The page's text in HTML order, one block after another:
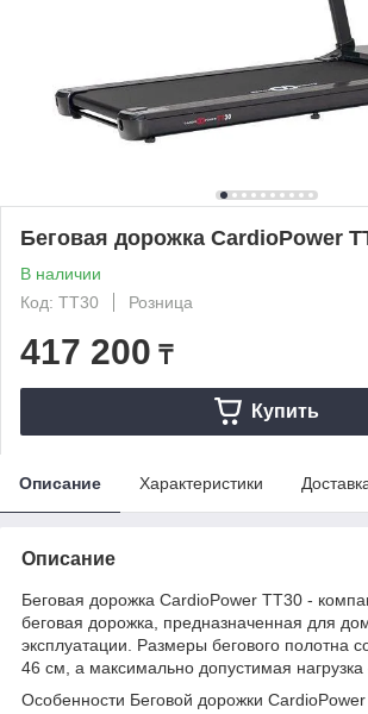
Беговая дорожка CardioPower
В наличии
Код: TT30
Розница
417 200 ₸
Купить
Описание Характеристики
Описание
Беговая дорожка CardioPower TT30 -
беговая дорожка, предназначенная для
эксплуатации. Размеры бегового полотна
46 см, а максимально допустимая нагрузка
Особенности Беговой дорожки